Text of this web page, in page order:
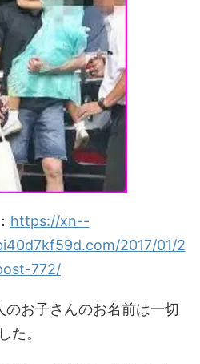
https://xn--
2017/01/2
772/
お子さんのお名前は一切
た。